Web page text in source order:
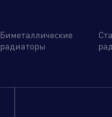
Биметаллические
радиаторы